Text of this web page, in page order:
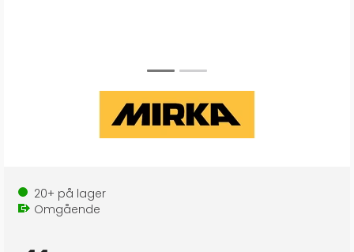
20+ på lager
Omgående